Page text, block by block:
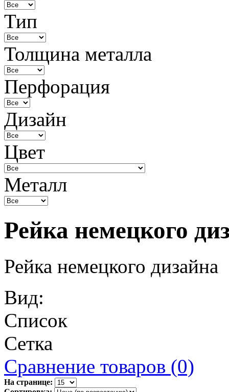
Тип
Толщина металла
Перфорация
Дизайн
Цвет
Металл
Рейка немецкого
Рейка немецкого дизайна
Вид:
Список
Сетка
Сравнение товаров (0)
На странице: